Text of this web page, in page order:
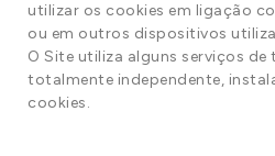
utilizar os cookies em ligação
ou em outros dispositivos
O Site utiliza alguns serviços de
totalmente independente,
cookies.